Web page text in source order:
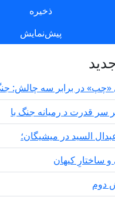
در برابر سه چالش: جنگ
قدرت د رمیانە جنگ با
السید در میشیگان؛
کیهان